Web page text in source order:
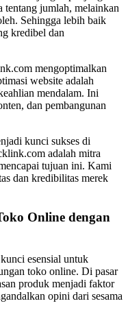
tentang jumlah, melainkan
Sehingga lebih baik
kredibel dan
mengoptimalkan
website adalah
mendalam. Ini
dan pembangunan
kunci sukses di
adalah mitra
tujuan ini. Kami
dan kredibilitas merek
Online dengan
esensial untuk
toko online. Di pasar
produk menjadi faktor
opini dari sesama